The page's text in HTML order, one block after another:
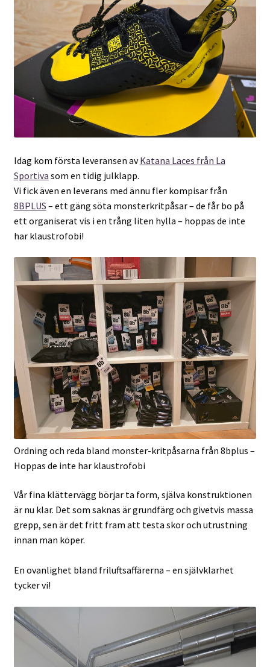
Idag kom första leveransen avKatana Laces från La
Sportiva som en tidig julklapp.
Vi fick även en leverans med ännu fler kompisar från
8BPLUS – ett gäng söta monsterkritpåsar – de får bo på
ett organiserat vis i en trång liten hylla – hoppas de inte
har klaustrofobi!
Ordning och reda bland monster-kritpåsarna från 8bplus –
Hoppas de inte har klaustrofobi
Vår fina klättervägg börjar ta form, själva konstruktionen
är nu klar. Det som saknas är grundfärg och givetvis massa
grepp, sen är det fritt fram att testa skor och utrustning
innan man köper.
En ovanlighet bland friluftsaffärerna – en självklarhet
tycker vi!